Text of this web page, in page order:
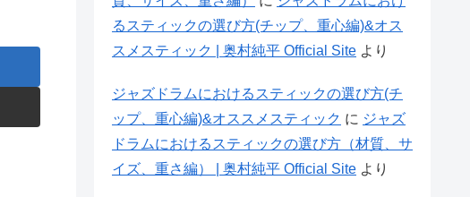
るスティックの選び方(チップ、重心編)&オス
スメスティック | 奥村純平 Official Site より
ジャズドラムにおけるスティックの選び方(チ
ップ、重心編)&オススメスティック に ジャズ
ドラムにおけるスティックの選び方（材質、サ
イズ、重さ編） | 奥村純平 Official Site より